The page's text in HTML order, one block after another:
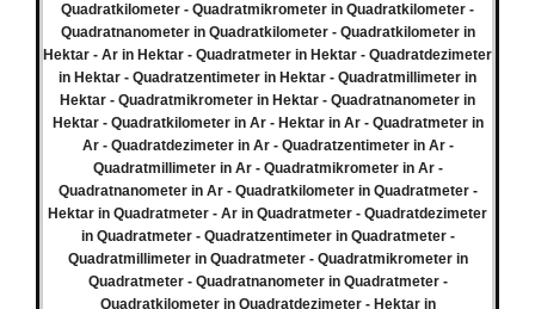
Quadratkilometer - Quadratmikrometer in Quadratkilometer -
Quadratnanometer in Quadratkilometer - Quadratkilometer in
Hektar - Ar in Hektar - Quadratmeter in Hektar - Quadratdezimeter
in Hektar - Quadratzentimeter in Hektar - Quadratmillimeter in
Hektar - Quadratmikrometer in Hektar - Quadratnanometer in
Hektar - Quadratkilometer in Ar - Hektar in Ar - Quadratmeter in
Ar - Quadratdezimeter in Ar - Quadratzentimeter in Ar -
Quadratmillimeter in Ar - Quadratmikrometer in Ar -
Quadratnanometer in Ar - Quadratkilometer in Quadratmeter -
Hektar in Quadratmeter - Ar in Quadratmeter - Quadratdezimeter
in Quadratmeter - Quadratzentimeter in Quadratmeter -
Quadratmillimeter in Quadratmeter - Quadratmikrometer in
Quadratmeter - Quadratnanometer in Quadratmeter -
Quadratkilometer in Quadratdezimeter - Hektar in